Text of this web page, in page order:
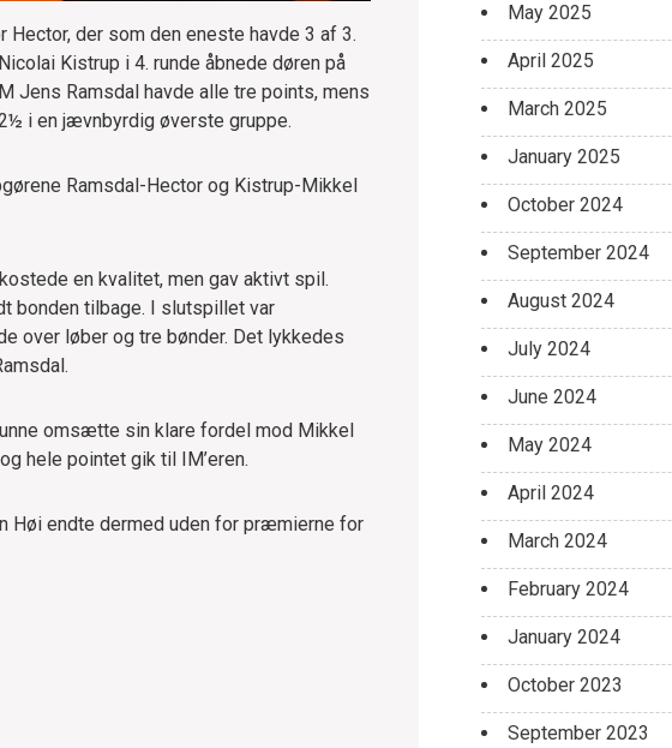
der som den eneste havde 3 af 3.
Kistrup i 4. runde åbnede døren på
Jens Ramsdal havde alle tre points, mens
i en jævnbyrdig øverste gruppe.
Ramsdal-Hector og Kistrup-Mikkel
en kvalitet, men gav aktivt spil.
bonden tilbage. I slutspillet var
over løber og tre bønder. Det lykkedes
omsætte sin klare fordel mod Mikkel
hele pointet gik til IM’eren.
Høi endte dermed uden for præmierne for
May 2025
April 2025
March 2025
January 2025
October 2024
September 2024
August 2024
July 2024
June 2024
May 2024
April 2024
March 2024
February 2024
January 2024
October 2023
September 2023